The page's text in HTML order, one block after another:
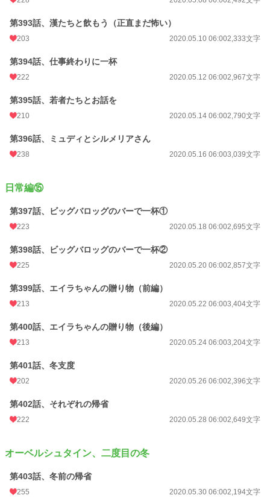
第393話、漢たちと飲もう（正直まだ怖い）
203 2020.05.10 06:002,333文字
第394話、仕事終わりに一杯
222 2020.05.12 06:002,967文字
第395話、若者たちとお話を
210 2020.05.14 06:002,790文字
第396話、ミュディとシルメリアさん
238 2020.05.16 06:003,039文字
日常編⑮
第397話、ビッグバロッグのバーで一杯①
223 2020.05.18 06:002,695文字
第398話、ビッグバロッグのバーで一杯②
225 2020.05.20 06:002,857文字
第399話、エイラちゃんの贈り物（前編）
213 2020.05.22 06:003,404文字
第400話、エイラちゃんの贈り物（後編）
213 2020.05.24 06:003,204文字
第401話、冬支度
202 2020.05.26 06:002,396文字
第402話、それぞれの帰省
222 2020.05.28 06:002,649文字
オーベルシュタイン、二度目の冬
第403話、冬前の帰省
255 2020.05.30 06:002,194文字